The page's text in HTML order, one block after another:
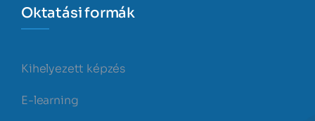
Oktatási formák
Kihelyezett képzés
E-learning